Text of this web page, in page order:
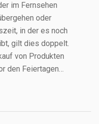
im Fernsehen
oder
in der es noch
gilt dies doppelt.
von Produkten
den Feiertagen…